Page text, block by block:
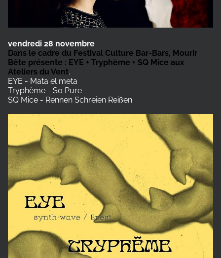
vendredi 28 novembre
Dans le cadre du Festival Culture Bar-Bars, Mourir
Bête présente : EYE + Tryphème + SQ Mice aux
Ateliers du Vent.
EYE - Mata el meta
Tryphème - So Pure
SQ Mice - Rennen Schreien Reißen